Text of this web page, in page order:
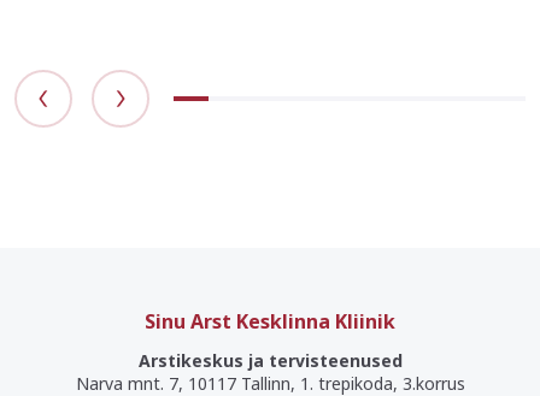
Sinu Arst Kesklinna Kliinik
Arstikeskus ja tervisteenused
Narva mnt. 7, 10117 Tallinn, 1. trepikoda, 3.korrus